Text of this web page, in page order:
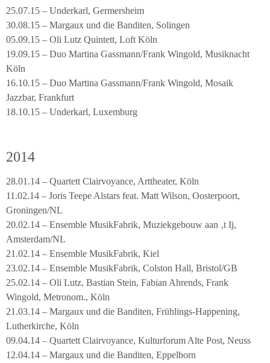
25.07.15 – Underkarl, Germersheim
30.08.15 – Margaux und die Banditen, Solingen
05.09.15 – Oli Lutz Quintett, Loft Köln
19.09.15 – Duo Martina Gassmann/Frank Wingold, Musiknacht
Köln
16.10.15 – Duo Martina Gassmann/Frank Wingold, Mosaik
Jazzbar, Frankfurt
18.10.15 – Underkarl, Luxemburg
2014
28.01.14 – Quartett Clairvoyance, Arttheater, Köln
11.02.14 – Joris Teepe Alstars feat. Matt Wilson, Oosterpoort,
Groningen/NL
20.02.14 – Ensemble MusikFabrik, Muziekgebouw aan ‚t Ij,
Amsterdam/NL
21.02.14 – Ensemble MusikFabrik, Kiel
23.02.14 – Ensemble MusikFabrik, Colston Hall, Bristol/GB
25.02.14 – Oli Lutz, Bastian Stein, Fabian Ahrends, Frank
Wingold, Metronom., Köln
21.03.14 – Margaux und die Banditen, Frühlings-Happening,
Lutherkirche, Köln
09.04.14 – Quartett Clairvoyance, Kulturforum Alte Post, Neuss
12.04.14 – Margaux und die Banditen, Eppelborn